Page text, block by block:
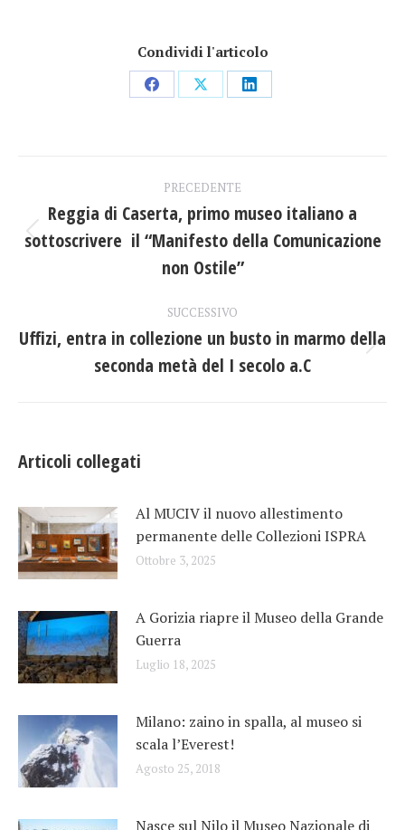
Condividi l'articolo
CondividiCondividiCondividi
tra
PRECEDENTE
Post
precedente:
Reggia di Caserta, primo museo italiano a
sottoscrivere il “Manifesto della Comunicazione
non Ostile”
SUCCESSIVO
Prossimo
post:
Uffizi, entra in collezione un busto in marmo della
seconda metà del I secolo a.C
Articoli collegati
Al MUCIV il nuovo allestimento
permanente delle Collezioni ISPRA
Ottobre 3, 2025
A Gorizia riapre il Museo della Grande
Guerra
Luglio 18, 2025
Milano: zaino in spalla, al museo si
scala l’Everest!
Agosto 25, 2018
Nasce sul Nilo il Museo Nazionale di